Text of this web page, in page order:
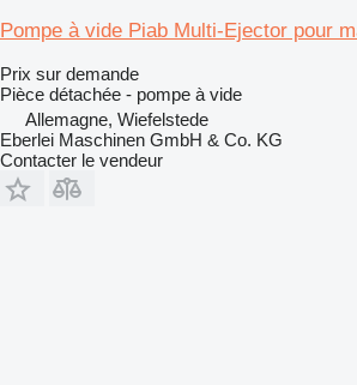
Pompe à vide Piab Multi-Ejector pour
Prix sur demande
Pièce détachée - pompe à vide
Allemagne, Wiefelstede
Eberlei Maschinen GmbH & Co. KG
Contacter le vendeur